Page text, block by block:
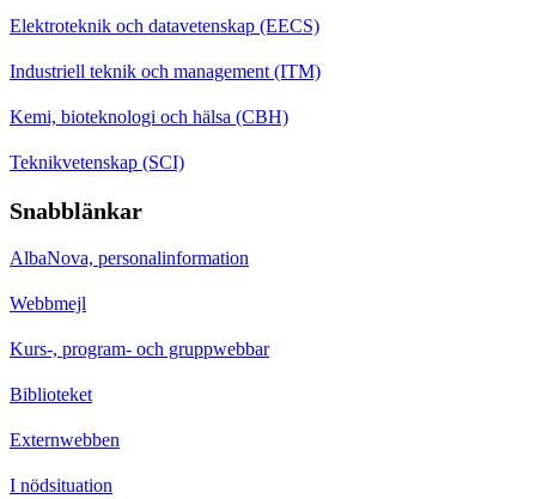
Elektroteknik och datavetenskap (EECS)
Industriell teknik och management (ITM)
Kemi, bioteknologi och hälsa (CBH)
Teknikvetenskap (SCI)
Snabblänkar
AlbaNova, personalinformation
Webbmejl
Kurs-, program- och gruppwebbar
Biblioteket
Externwebben
I nödsituation